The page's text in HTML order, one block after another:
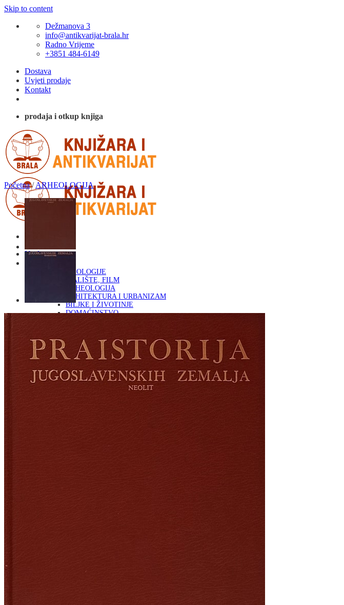
Skip to content
Dežmanova 3
info@antikvarijat-brala.hr
Radno Vrijeme
+3851 484-6149
Dostava
Uvjeti prodaje
Kontakt
prodaja i otkup knjiga
Naslovna
OD ARHEOLOGIJE
DO KAZALIŠTE, FILM
ARHEOLOGIJA
ARHITEKTURA I URBANIZAM
BILJKE I ŽIVOTINJE
DOMAĆINSTVO
FILOZOFIJA, SOCIOLOGIJA, ANTROPOLOGIJA
FOTOGRAFIJA
GLAZBENA UMJETNOST
KAZALIŠTE, FILM
OD KNJIŽEVNOST
DO RELIGIJA
ALTERNATIVA
Početna / ARHEOLOGIJA